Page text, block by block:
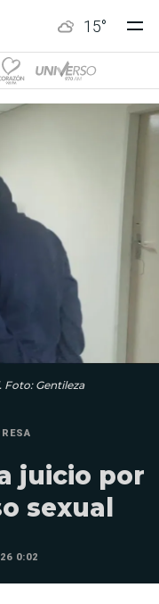
15°
Foto: Gentileza
juicio por
sexual
0:02